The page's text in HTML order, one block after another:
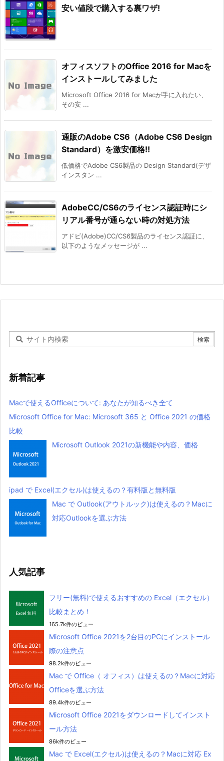
安い値段で購入する裏ワザ!
オフィスソフトのOffice 2016 for Macを
インストールしてみました
Microsoft Office 2016 for Macが手に入れたい、
その安 ...
通販のAdobe CS6（Adobe CS6 Design
Standard）を激安価格!!
低価格でAdobe CS6製品の Design Standard(デザ
インスタン ...
AdobeCC/CS6のライセンス認証時にシ
リアル番号が通らない時の対処方法
アドビ(Adobe)CC/CS6製品のライセンス認証に、
以下のようなメッセージが ...
新着記事
Macで使えるOfficeについて: あなたが知るべき全て
Microsoft Office for Mac: Microsoft 365 と Office 2021 の価格
比較
Microsoft Outlook 2021の新機能や内容、価格
ipad で Excel(エクセル)は使えるの？有料版と無料版
Mac で Outlook(アウトルック)は使えるの？Macに
対応Outlookを選ぶ方法
人気記事
フリー(無料)で使えるおすすめの Excel（エクセル）
比較まとめ！
165.7k件のビュー
Microsoft Office 2021を2台目のPCにインストール
際の注意点
98.2k件のビュー
Mac で Office（ オフィス）は使えるの？Macに対応
Officeを選ぶ方法
89.4k件のビュー
Microsoft Office 2021をダウンロードしてインスト
ール方法
86k件のビュー
Mac で Excel(エクセル)は使えるの？Macに対応 Ex